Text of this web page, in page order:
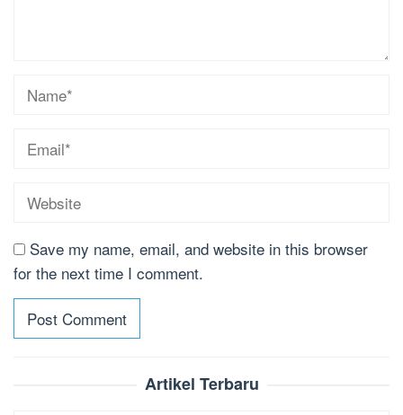
Save my name, email, and website in this browser
for the next time I comment.
Artikel Terbaru